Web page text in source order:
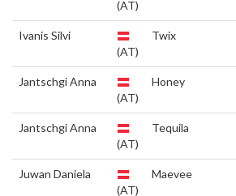
(AT)
Ivanis Silvi
(AT)
Twix
Jantschgi Anna
(AT)
Honey
Jantschgi Anna
(AT)
Tequila
Juwan Daniela
(AT)
Maevee